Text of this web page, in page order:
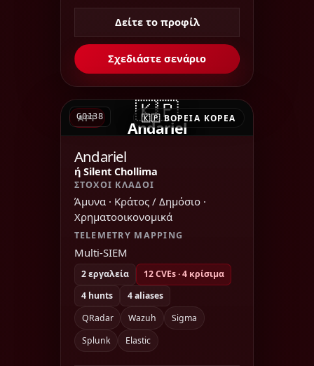
Δείτε το προφίλ
Σχεδιάστε σενάριο
APT 🇰🇵 ΒΌΡΕΙΑ ΚΟΡΈΑ
🇰🇵
Andariel
G0138
Andariel
ή Silent Chollima
ΣΤΌΧΟΙ ΚΛΆΔΟΙ
Άμυνα · Κράτος / Δημόσιο ·
Χρηματοοικονομικά
TELEMETRY MAPPING
Multi-SIEM
2 εργαλεία
12 CVEs · 4 κρίσιμα
4 hunts
4 aliases
QRadar
Wazuh
Sigma
Splunk
Elastic